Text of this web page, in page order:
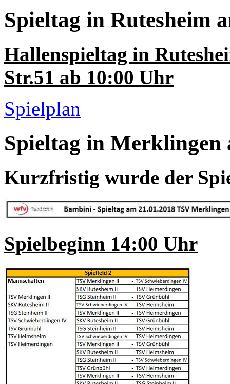
Spieltag in Rutesheim
Hallenspieltag in
Str.51 ab 10:00 Uhr
Spielplan
Spieltag in Merklingen
Kurzfristig wurde der
Spielbeginn 14:00 Uhr